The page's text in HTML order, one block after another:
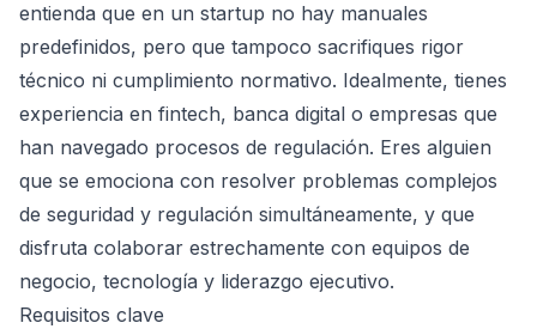
entienda que en un startup no hay manuales
predefinidos, pero que tampoco sacrifiques rigor
técnico ni cumplimiento normativo. Idealmente, tienes
experiencia en fintech, banca digital o empresas que
han navegado procesos de regulación. Eres alguien
que se emociona con resolver problemas complejos
de seguridad y regulación simultáneamente, y que
disfruta colaborar estrechamente con equipos de
negocio, tecnología y liderazgo ejecutivo.
Requisitos clave